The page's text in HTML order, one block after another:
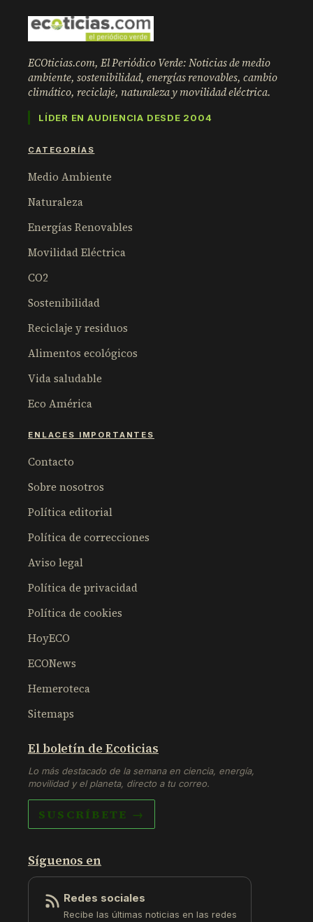
ECOticias.com, El Periódico Verde: Noticias de medio
ambiente, sostenibilidad, energías renovables, cambio
climático, reciclaje, naturaleza y movilidad eléctrica.
LÍDER EN AUDIENCIA DESDE 2004
CATEGORÍAS
Medio Ambiente
Naturaleza
Energías Renovables
Movilidad Eléctrica
CO2
Sostenibilidad
Reciclaje y residuos
Alimentos ecológicos
Vida saludable
Eco América
ENLACES IMPORTANTES
Contacto
Sobre nosotros
Política editorial
Política de correcciones
Aviso legal
Política de privacidad
Política de cookies
HoyECO
ECONews
Hemeroteca
Sitemaps
El boletín de Ecoticias
Lo más destacado de la semana en ciencia, energía,
movilidad y el planeta, directo a tu correo.
SUSCRÍBETE →
Síguenos en
Redes sociales
Recibe las últimas noticias en las redes